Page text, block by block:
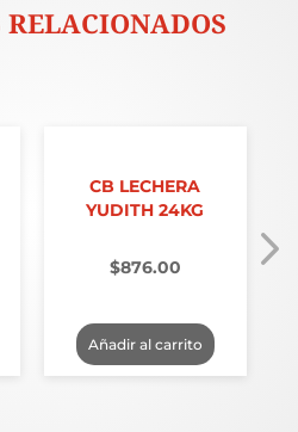
RELACIONADOS
CB LECHERA
YUDITH 24KG
$876.00
Añadir al carrito